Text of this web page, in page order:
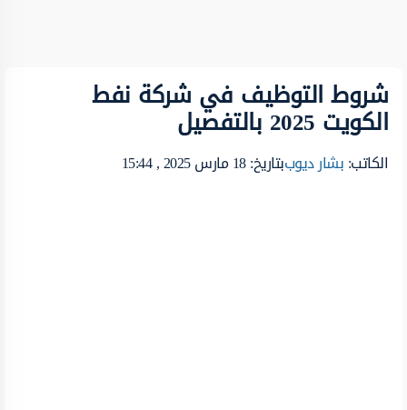
شروط التوظيف في شركة نفط
الكويت 2025 بالتفصيل
الكاتب:بشار ديوببتاريخ: 18 مارس 2025 , 15:44